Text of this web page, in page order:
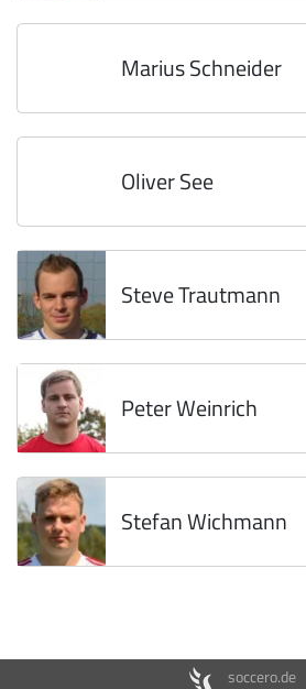
Marius Schneider
Oliver See
Steve Trautmann
Peter Weinrich
Stefan Wichmann
soccero.de